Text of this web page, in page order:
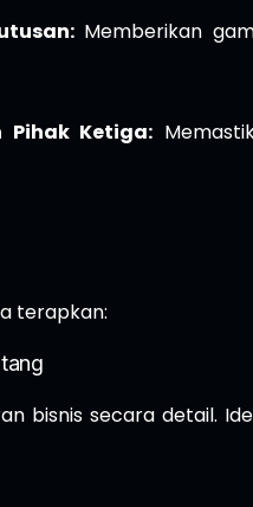
Memberikan
Pihak Ketiga:
terapkan:
bisnis secara detail.